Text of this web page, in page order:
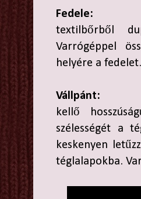
Fedele:
textilbőrből
Varrógéppel
helyére a fedelet.
Vállpánt:
kellő
szélességét a
keskenyen
téglalapokba.